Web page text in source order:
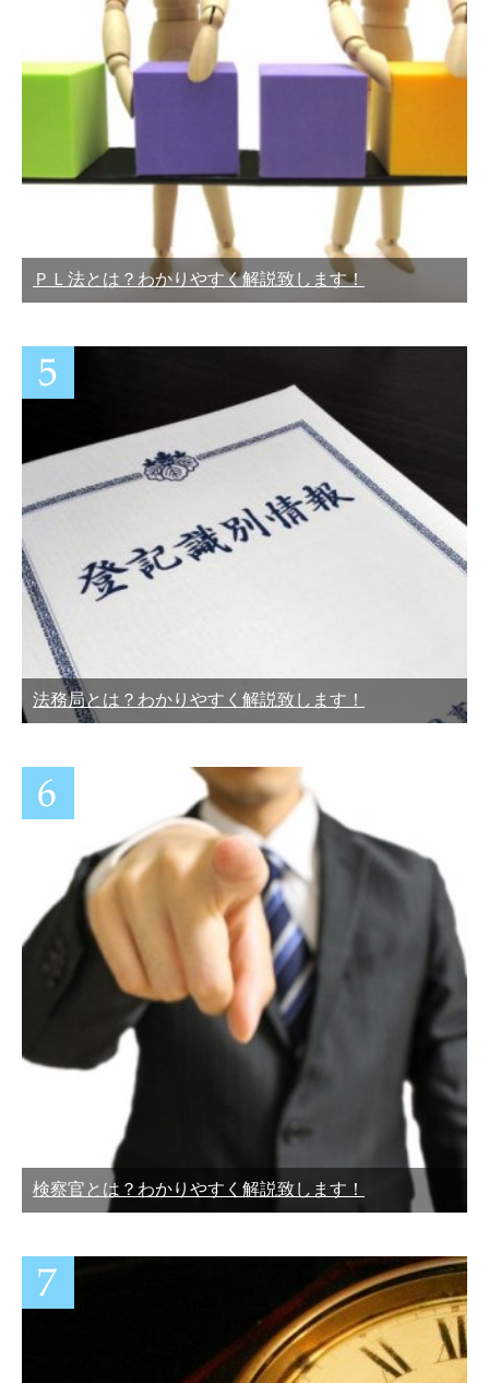
ＰＬ法とは？わかりやすく解説致します！
法務局とは？わかりやすく解説致します！
検察官とは？わかりやすく解説致します！